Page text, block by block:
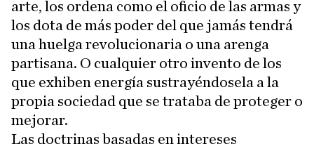
arte, los ordena como el oficio de las armas y
los dota de más poder del que jamás tendrá
una huelga revolucionaria o una arenga
partisana. O cualquier otro invento de los
que exhiben energía sustrayéndosela a la
propia sociedad que se trataba de proteger o
mejorar.
Las doctrinas basadas en intereses